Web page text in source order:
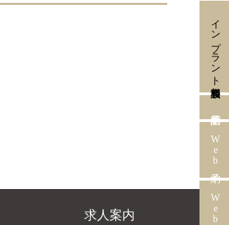
インプラント無料相談会
Web予約
Web相談
求人案内